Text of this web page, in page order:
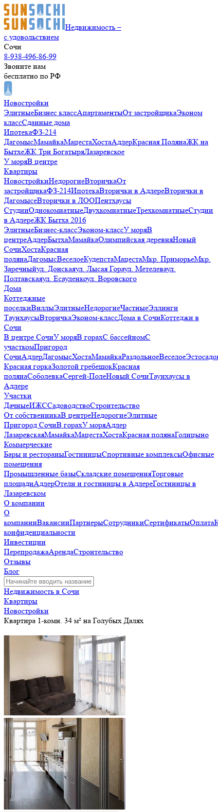
Недвижимость –
с удовольствием
Сочи
8-938-496-86-99
Звоните нам
бесплатно по РФ
Новостройки
ЭлитныеБизнес классАпартаментыОт застройщикаЭконом
классСданные дома
ИпотекаФЗ-214
ДагомысМамайкаМацестаХостаАдлерКрасная ПолянаЖК на
БытхеЖК Три БогатыряЛазаревское
У моряВ центре
Квартиры
НовостройкиНедорогиеВторичкаОт
застройщикаФЗ-214ИпотекаВторички в АдлереВторички в
ДагомысеВторички в ЛООПентхаусы
СтудииОднокомнатныеДвухкомнатныеТрехкомнатныеСтудии
в АдлереЖК Бытха 2016
ЭлитныеБизнес-классЭконом-классУ моряВ
центреАдлерБытхаМамайкаОлимпийская деревняНовый
СочиХостаКрасная
полянаДагомысВеселоеКудепстаМацестаМкр. ПриморьеМкр.
Заречныйул. Донскаяул. Лысая Гораул. Метелеваул.
Полтавскаяул. Есауленкоул. Воровского
Дома
Коттеджные
поселкиВиллыЭлитныеНедорогиеЧастныеЭллинги
ТаунхаусыВторичкаЭконом-классДома в СочиКоттеджи в
Сочи
В центре СочиУ моряВ горахС бассейномС
участкомПригород
СочиАдлерДагомысХостаМамайкаРаздольноеВеселое
Красная горкаЗолотой гребешокКрасная
полянаСоболевкаСергей-ПолеНовый СочиТаунхаусы в
Адлере
Участки
ДачныеИЖССадоводствоСтроительство
От собственникаВ центреНедорогиеЭлитные
Пригород СочиВ горахУ моряАдлер
ЛазаревскаяМамайкаМацестаХостаКрасная полянаГолицыно
Коммерческие
Бары и рестораныГостиницыСпортивные комплексыОфисные
помещения
Промышленные базыСкладские помещенияТорговые
площадиАдлерОтели и гостиницы в АдлереГостиницы в
Лазаревском
О компании
О
компанииВакансииПартнерыСотрудникиСертификатыОплата
конфиденциальности
Инвестиции
ПерепродажаАрендаСтроительство
Отзывы
Блог
Недвижимость в Сочи
Квартиры
Новостройки
Квартира 1-комн. 34 м² на Голубых Далях